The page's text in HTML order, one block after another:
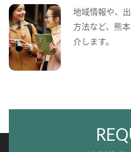
地域情報や、
方法など、熊
介します。